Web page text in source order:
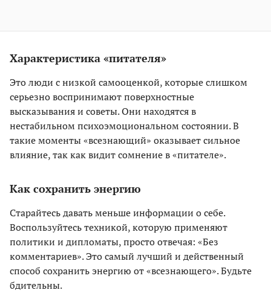
Характеристика «питателя»
Это люди с низкой самооценкой, которые слишком
серьезно воспринимают поверхностные
высказывания и советы. Они находятся в
нестабильном психоэмоциональном состоянии. В
такие моменты «всезнающий» оказывает сильное
влияние, так как видит сомнение в «питателе».
Как сохранить энергию
Старайтесь давать меньше информации о себе.
Воспользуйтесь техникой, которую применяют
политики и дипломаты, просто отвечая: «Без
комментариев». Это самый лучший и действенный
способ сохранить энергию от «всезнающего». Будьте
бдительны.